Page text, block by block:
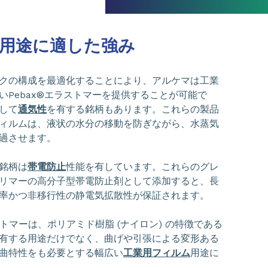
途に適した強み
の構成を最適化することにより、アルケマは工業
Pebax®エラストマーを提供することが可能で
て通気性を有する銘柄もあります。これらの製品
ルムは、液状の水分の移動を防ぎながら、水蒸気
させます。
柄は帯電防止性能を有しています。これらのグレ
マーの高分子型帯電防止剤として添加すると、長
かつ非移行性の静電気拡散性が保証されます。
マーは、ポリアミド樹脂 (ナイロン) の特徴である
する用途だけでなく、曲げや引張による変形ある
特性をも必要とする幅広い工業用フィルム用途に